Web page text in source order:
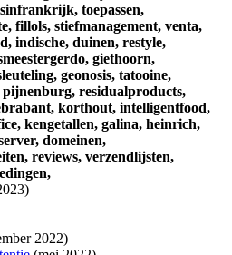
toepassen,
fillols, stiefmanagement, venta,
indische, duinen, restyle,
giethoorn,
geonosis, tatooine,
pijnenburg, residualproducts,
korthout, intelligentfood,
kengetallen, galina, heinrich,
domeinen,
reviews, verzendlijsten,
2022)